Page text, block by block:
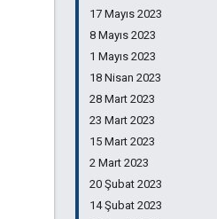
17 Mayıs 2023
8 Mayıs 2023
1 Mayıs 2023
18 Nisan 2023
28 Mart 2023
23 Mart 2023
15 Mart 2023
2 Mart 2023
20 Şubat 2023
14 Şubat 2023